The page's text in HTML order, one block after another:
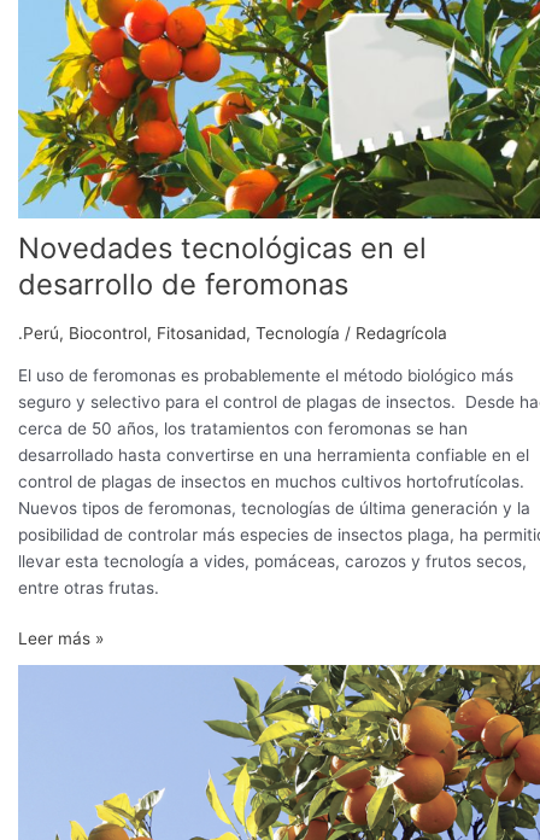
Novedades tecnológicas en el
desarrollo de feromonas
.Perú, Biocontrol, Fitosanidad, Tecnología / Redagrícola
El uso de feromonas es probablemente el método biológico más
seguro y selectivo para el control de plagas de insectos. Desde
cerca de 50 años, los tratamientos con feromonas se han
desarrollado hasta convertirse en una herramienta confiable en el
control de plagas de insectos en muchos cultivos hortofrutícolas.
Nuevos tipos de feromonas, tecnologías de última generación y la
posibilidad de controlar más especies de insectos plaga, ha
llevar esta tecnología a vides, pomáceas, carozos y frutos secos,
entre otras frutas.
Leer más »